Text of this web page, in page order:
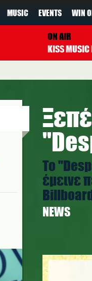
MUSIC EVENTS WIN
ON AIR
Το
έμεινε
NEWS